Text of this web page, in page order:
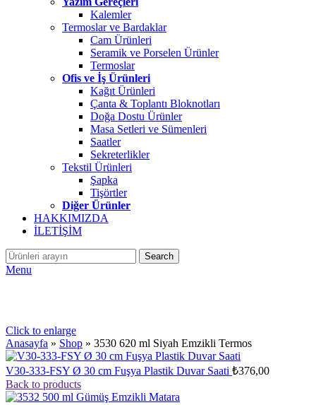
Kalemler
Termoslar ve Bardaklar
Cam Ürünleri
Seramik ve Porselen Ürünler
Termoslar
Ofis ve İş Ürünleri
Kağıt Ürünleri
Çanta & Toplantı Bloknotları
Doğa Dostu Ürünler
Masa Setleri ve Sümenleri
Saatler
Sekreterlikler
Tekstil Ürünleri
Şapka
Tişörtler
Diğer Ürünler
HAKKIMIZDA
İLETİŞİM
Search
Menu
Click to enlarge
Anasayfa » Shop » 3530 620 ml Siyah Emzikli Termos
V30-333-FSY Ø 30 cm Fuşya Plastik Duvar Saati ₺376,00
Back to products